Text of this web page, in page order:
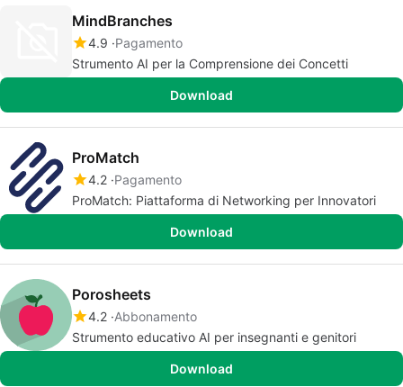
MindBranches
4.9 Pagamento
Strumento AI per la Comprensione dei Concetti
Download
ProMatch
4.2 Pagamento
ProMatch: Piattaforma di Networking per Innovatori
Download
Porosheets
4.2 Abbonamento
Strumento educativo AI per insegnanti e genitori
Download